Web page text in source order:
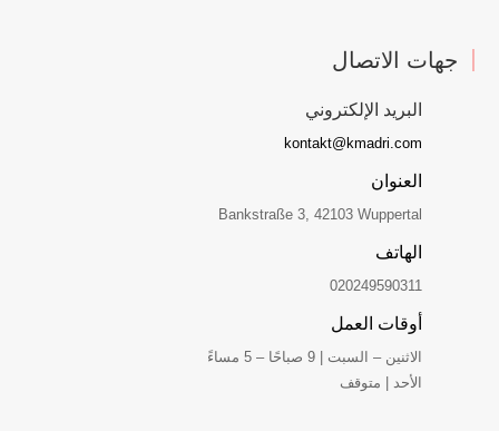
جهات الاتصال
البريد الإلكتروني
kontakt@kmadri.com
العنوان
Bankstraße 3, 42103 Wuppertal
الهاتف
020249590311
أوقات العمل
الاثنين – السبت | 9 صباحًا – 5 مساءً
الأحد | متوقف